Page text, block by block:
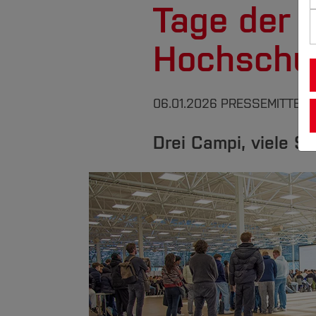
Tage der
06.01.2026
Drei Campi, viele